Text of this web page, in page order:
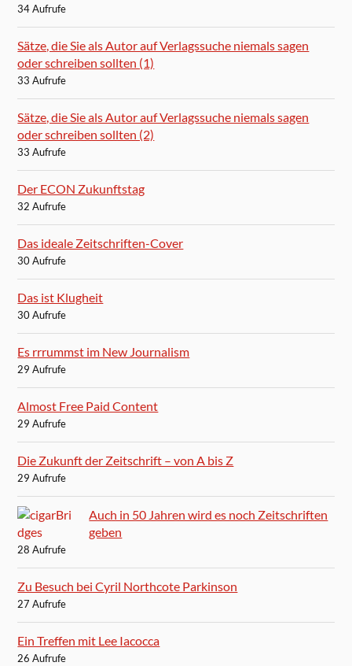
34 Aufrufe
Sätze, die Sie als Autor auf Verlagssuche niemals sagen
oder schreiben sollten (1)
33 Aufrufe
Sätze, die Sie als Autor auf Verlagssuche niemals sagen
oder schreiben sollten (2)
33 Aufrufe
Der ECON Zukunftstag
32 Aufrufe
Das ideale Zeitschriften-Cover
30 Aufrufe
Das ist Klugheit
30 Aufrufe
Es rrrummst im New Journalism
29 Aufrufe
Almost Free Paid Content
29 Aufrufe
Die Zukunft der Zeitschrift – von A bis Z
29 Aufrufe
Auch in 50 Jahren wird es noch Zeitschriften
geben
28 Aufrufe
Zu Besuch bei Cyril Northcote Parkinson
27 Aufrufe
Ein Treffen mit Lee Iacocca
26 Aufrufe